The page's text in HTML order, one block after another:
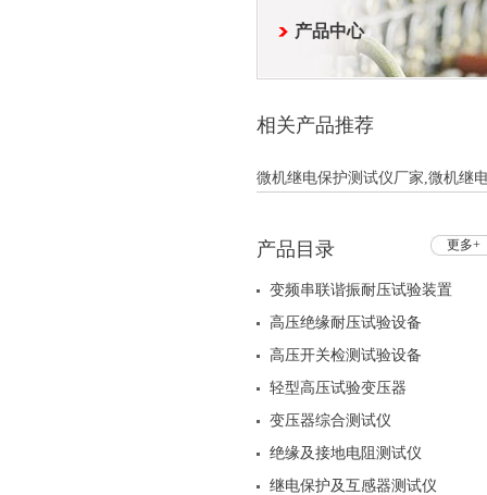
产品中心
相关产品推荐
微机继电保护测试仪厂家,微机继
更多+
产品目录
变频串联谐振耐压试验装置
高压绝缘耐压试验设备
高压开关检测试验设备
轻型高压试验变压器
变压器综合测试仪
绝缘及接地电阻测试仪
继电保护及互感器测试仪